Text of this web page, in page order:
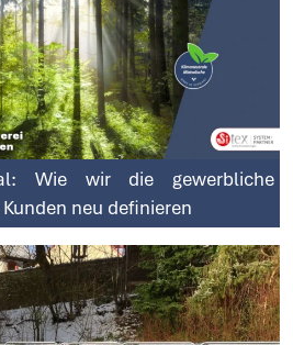
Wie wir die gewerbliche
neu definieren